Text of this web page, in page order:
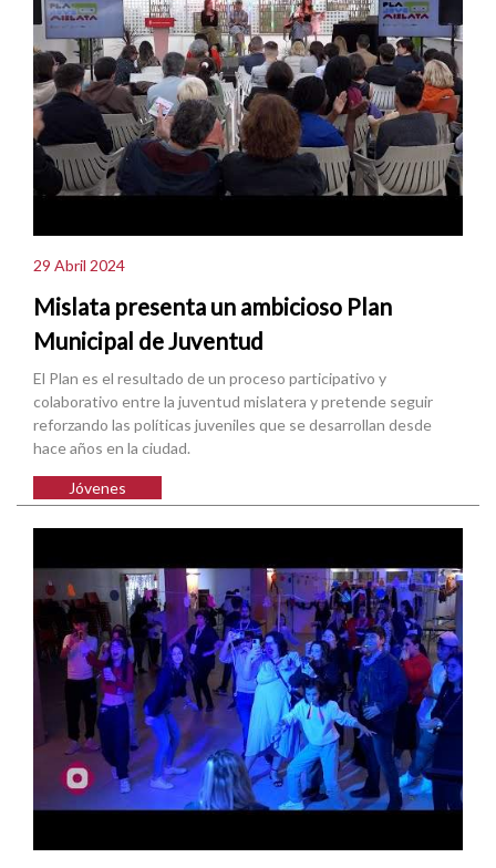
29 Abril 2024
Mislata presenta un ambicioso Plan
Municipal de Juventud
El Plan es el resultado de un proceso participativo y
colaborativo entre la juventud mislatera y pretende seguir
reforzando las políticas juveniles que se desarrollan desde
hace años en la ciudad.
Jóvenes